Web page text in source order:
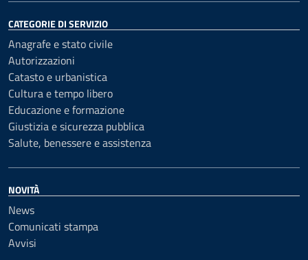
CATEGORIE DI SERVIZIO
Anagrafe e stato civile
Autorizzazioni
Catasto e urbanistica
Cultura e tempo libero
Educazione e formazione
Giustizia e sicurezza pubblica
Salute, benessere e assistenza
NOVITÀ
News
Comunicati stampa
Avvisi